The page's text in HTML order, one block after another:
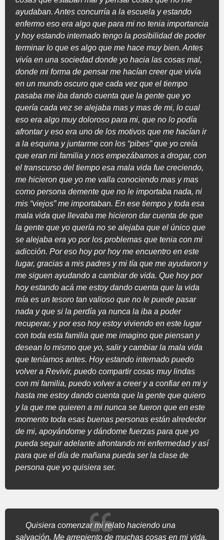
ayudaban. Antes concurría a la escuela y estando
enfermo eso era algo que para mi no tenia importancia
y hoy estando internado tengo la posibilidad de poder
terminar lo que es algo que me hace muy bien. Antes
vivía en una sociedad donde yo hacia las cosas mal,
donde mi forma de pensar me hacían creer que vivía
en un mundo oscuro que cada vez que el tiempo
pasaba me iba dando cuenta que la gente que yo
quería cada vez se alejaba mas y mas de mi, lo cual
eso era algo muy doloroso para mi, que no lo podía
afrontar y eso era uno de los motivos que me hacían ir
a la esquina y juntarme con los “pibes” que yo creía
que eran mi familia y nos empezábamos a drogar, con
el transcurso del tiempo esa mala vida fue creciendo,
me hicieron que yo me valla conociendo mas y mas
como persona demente que no le importaba nada, ni
mis “viejos” me importaban. En ese tiempo y toda esa
mala vida que llevaba me hicieron dar cuenta de que
la gente que yo quería no se alejaba que el único que
se alejaba era yo por los problemas que tenia con mi
adicción. Por eso hoy por hoy me encuentro en este
lugar, gracias a mis padres y mi tía que me ayudaron y
me siguen ayudando a cambiar de vida. Que hoy por
hoy estando acá me estoy dando cuenta que la vida
mía es un tesoro tan valioso que no le puede pasar
nada y que si la perdía ya nunca la iba a poder
recuperar, y por eso hoy estoy viviendo en este lugar
con toda esta familia que me imagino que piensan y
desean lo mismo que yo, salir y cambiar la mala vida
que teníamos antes. Hoy estando internado puedo
volver a Revivir, puedo compartir cosas muy lindas
con mi familia, puedo volver a creer y a confiar en mi y
hasta me estoy dando cuenta que la gente que quiero
y la que me quieren a mi nunca se fueron que en este
momento toda esas buenas personas están alrededor
de mi, apoyándome y dándome fuerzas para que yo
pueda seguir adelante afrontando mi enfermedad y así
para que el día de mañana pueda ser la clase de
persona que yo quisiera ser.
Quisiera comenzar mi relato haciendo una
salvación. Me arrepiento de muchas cosas en mi vida,